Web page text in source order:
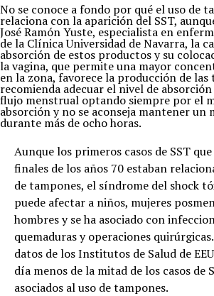
No se conoce a fondo por qué el uso de
relaciona con la aparición del SST,
José Ramón Yuste, especialista en
de la Clínica Universidad de Navarra, la
absorción de estos productos y su
la vagina, que permite una mayor
en la zona, favorece la producción de las
recomienda adecuar el nivel de
flujo menstrual optando siempre por el
absorción y no se aconseja mantener un
durante más de ocho horas.
Aunque los primeros casos de SST
finales de los años 70 estaban
de tampones, el síndrome del shock
puede afectar a niños, mujeres
hombres y se ha asociado con
quemaduras y operaciones
datos de los Institutos de Salud de
día menos de la mitad de los casos de
asociados al uso de tampones.